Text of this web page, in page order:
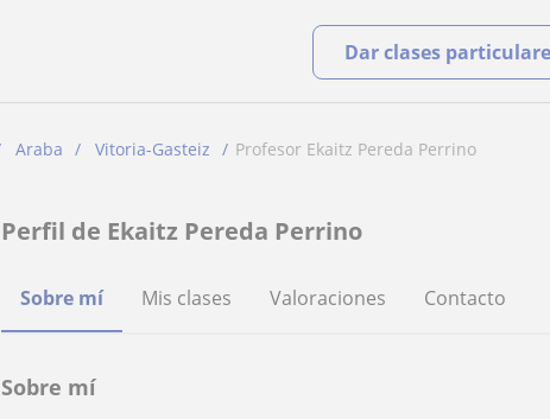
Dar clases
Araba Vitoria-Gasteiz Profesor Ekaitz Pereda Perrino
Perfil de Ekaitz Pereda Perrino
Sobre mí Mis clases Valoraciones Contacto
Sobre mí